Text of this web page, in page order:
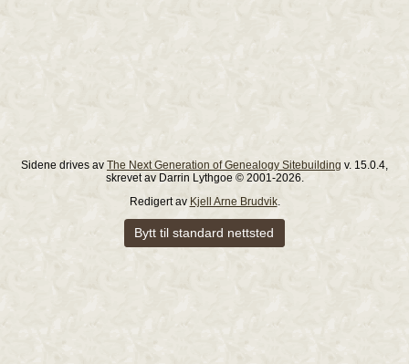
Sidene drives av The Next Generation of Genealogy Sitebuilding v. 15.0.4,
skrevet av Darrin Lythgoe © 2001-2026.
Redigert av Kjell Arne Brudvik.
Bytt til standard nettsted